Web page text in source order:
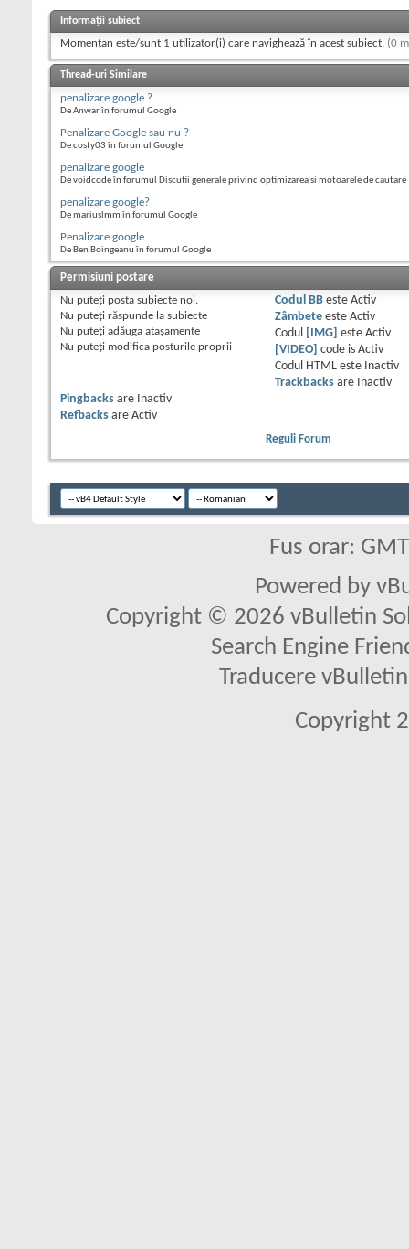
Informații subiect
Momentan este/sunt 1 utilizator(i) care navighează în acest subiect. (0
Thread-uri Similare
penalizare google ?
De Anwar în forumul Google
Penalizare Google sau nu ?
De costy03 în forumul Google
penalizare google
De voidcode în forumul Discutii generale privind optimizarea si motoarele de cautare
penalizare google?
De mariuslmm în forumul Google
Penalizare google
De Ben Boingeanu în forumul Google
Permisiuni postare
Nu puteţi posta subiecte noi.
Nu puteţi răspunde la subiecte
Nu puteţi adăuga ataşamente
Nu puteţi modifica posturile proprii
Codul BBeste Activ
Zâmbeteeste Activ
Codul
[IMG] este Activ
[VIDEO]
code is Activ
Codul HTML este
Inactiv
Trackbacksare
Inactiv
Pingbacks are
Inactiv
Refbacks are Activ
Reguli Forum
Fus orar:
Powered by
Copyright © 2026 vBulletin
Search Engine
Traducere
Copyright